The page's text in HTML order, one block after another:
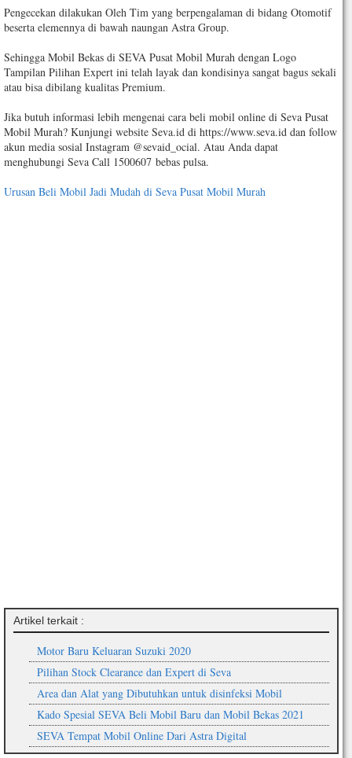
Pengecekan dilakukan Oleh Tim yang berpengalaman di bidang Otomotif
beserta elemennya di bawah naungan Astra Group.
Sehingga Mobil Bekas di SEVA Pusat Mobil Murah dengan Logo
Tampilan Pilihan Expert ini telah layak dan kondisinya sangat bagus sekali
atau bisa dibilang kualitas Premium.
Jika butuh informasi lebih mengenai cara beli mobil online di Seva Pusat
Mobil Murah? Kunjungi website Seva.id di https://www.seva.id dan follow
akun media sosial Instagram @sevaid_ocial. Atau Anda dapat
menghubungi Seva Call 1500607 bebas pulsa.
Urusan Beli Mobil Jadi Mudah di Seva Pusat Mobil Murah
Artikel terkait :
Motor Baru Keluaran Suzuki 2020
Pilihan Stock Clearance dan Expert di Seva
Area dan Alat yang Dibutuhkan untuk disinfeksi Mobil
Kado Spesial SEVA Beli Mobil Baru dan Mobil Bekas 2021
SEVA Tempat Mobil Online Dari Astra Digital